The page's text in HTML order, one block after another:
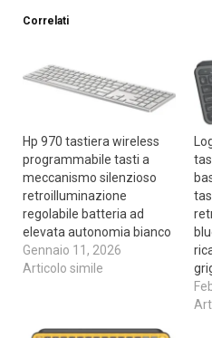
Correlati
Hp 970 tastiera wireless
programmabile tasti a
meccanismo silenzioso
retroilluminazione
regolabile batteria ad
elevata autonomia bianco
Gennaio 11, 2026
Articolo simile